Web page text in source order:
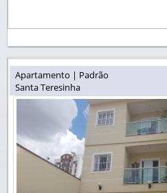
Apartamento | Padrão
Santa Teresinha